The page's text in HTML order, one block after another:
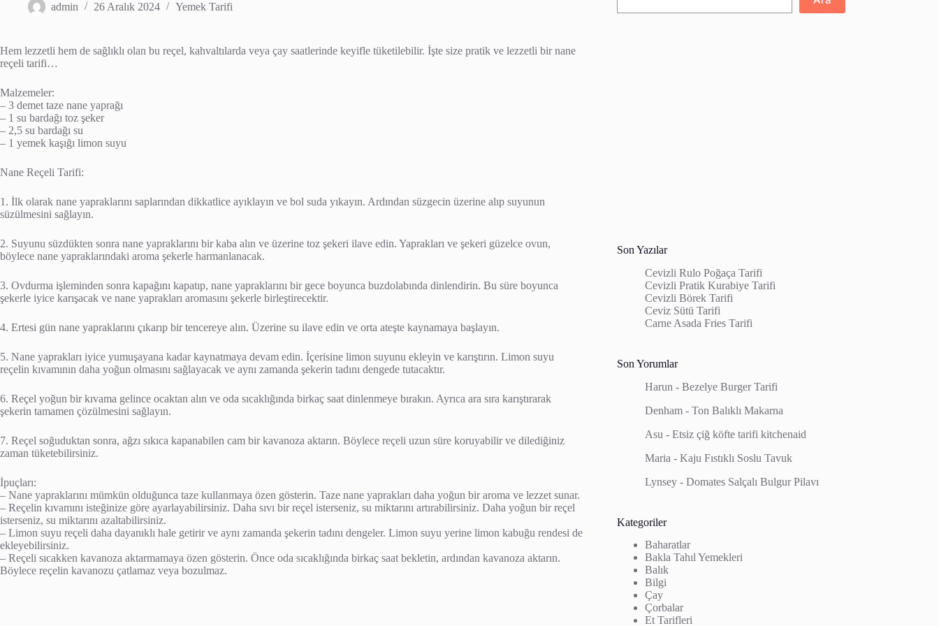
admin 26 Aralık 2024 Yemek Tarifi
Hem lezzetli hem de sağlıklı olan bu reçel, kahvaltılarda veya çay saatlerinde keyifle tüketilebilir. İşte size pratik ve lezzetli bir nane
reçeli tarifi…
Malzemeler:
– 3 demet taze nane yaprağı
– 1 su bardağı toz şeker
– 2,5 su bardağı su
– 1 yemek kaşığı limon suyu
Nane Reçeli Tarifi:
1. İlk olarak nane yapraklarını saplarından dikkatlice ayıklayın ve bol suda yıkayın. Ardından süzgecin üzerine alıp suyunun
süzülmesini sağlayın.
2. Suyunu süzdükten sonra nane yapraklarını bir kaba alın ve üzerine toz şekeri ilave edin. Yaprakları ve şekeri güzelce ovun,
böylece nane yapraklarındaki aroma şekerle harmanlanacak.
3. Ovdurma işleminden sonra kapağını kapatıp, nane yapraklarını bir gece boyunca buzdolabında dinlendirin. Bu süre boyunca
şekerle iyice karışacak ve nane yaprakları aromasını şekerle birleştirecektir.
4. Ertesi gün nane yapraklarını çıkarıp bir tencereye alın. Üzerine su ilave edin ve orta ateşte kaynamaya başlayın.
5. Nane yaprakları iyice yumuşayana kadar kaynatmaya devam edin. İçerisine limon suyunu ekleyin ve karıştırın. Limon suyu
reçelin kıvamının daha yoğun olmasını sağlayacak ve aynı zamanda şekerin tadını dengede tutacaktır.
6. Reçel yoğun bir kıvama gelince ocaktan alın ve oda sıcaklığında birkaç saat dinlenmeye bırakın. Ayrıca ara sıra karıştırarak
şekerin tamamen çözülmesini sağlayın.
7. Reçel soğuduktan sonra, ağzı sıkıca kapanabilen cam bir kavanoza aktarın. Böylece reçeli uzun süre koruyabilir ve dilediğiniz
zaman tüketebilirsiniz.
İpuçları:
– Nane yapraklarını mümkün olduğunca taze kullanmaya özen gösterin. Taze nane yaprakları daha yoğun bir aroma ve lezzet sunar.
– Reçelin kıvamını isteğinize göre ayarlayabilirsiniz. Daha sıvı bir reçel isterseniz, su miktarını artırabilirsiniz. Daha yoğun bir reçel
isterseniz, su miktarını azaltabilirsiniz.
– Limon suyu reçeli daha dayanıklı hale getirir ve aynı zamanda şekerin tadını dengeler. Limon suyu yerine limon kabuğu rendesi de
ekleyebilirsiniz.
– Reçeli sıcakken kavanoza aktarmamaya özen gösterin. Önce oda sıcaklığında birkaç saat bekletin, ardından kavanoza aktarın.
Böylece reçelin kavanozu çatlamaz veya bozulmaz.
Son Yazılar
Cevizli Rulo Poğaça Tarifi
Cevizli Pratik Kurabiye Tarifi
Cevizli Börek Tarifi
Ceviz Sütü Tarifi
Carne Asada Fries Tarifi
Son Yorumlar
Harun -Bezelye Burger Tarifi
Denham -Ton Balıklı Makarna
Asu -Etsiz çiğ köfte tarifi kitchenaid
Maria -Kaju Fıstıklı Soslu Tavuk
Lynsey -Domates Salçalı Bulgur Pilavı
Kategoriler
Baharatlar
Bakla Tahıl Yemekleri
Balık
Bilgi
Çay
Çorbalar
Et Tarifleri